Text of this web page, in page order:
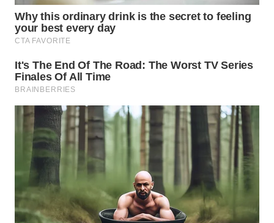
WN
PAKPAK
KARAWANG
BEKASI
WN
BOGOR
WN
DEPOK